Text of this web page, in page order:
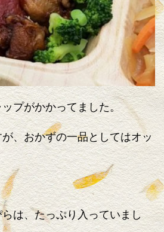
プがかかってました。
、おかずの一品としてはオッ
は、たっぷり入っていまし